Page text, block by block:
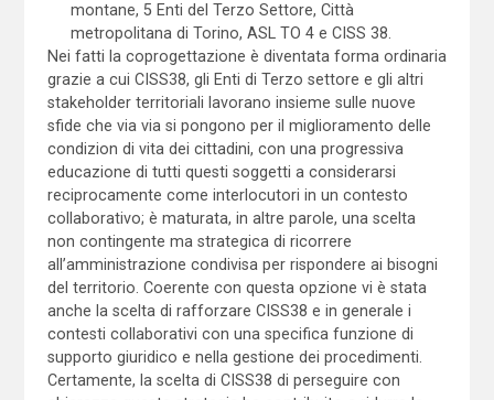
montane, 5 Enti del Terzo Settore, Città
metropolitana di Torino, ASL TO 4 e CISS 38.
Nei fatti la coprogettazione è diventata forma ordinaria
grazie a cui CISS38, gli Enti di Terzo settore e gli altri
stakeholder territoriali lavorano insieme sulle nuove
sfide che via via si pongono per il miglioramento delle
condizion di vita dei cittadini, con una progressiva
educazione di tutti questi soggetti a considerarsi
reciprocamente come interlocutori in un contesto
collaborativo; è maturata, in altre parole, una scelta
non contingente ma strategica di ricorrere
all’amministrazione condivisa per rispondere ai bisogni
del territorio. Coerente con questa opzione vi è stata
anche la scelta di rafforzare CISS38 e in generale i
contesti collaborativi con una specifica funzione di
supporto giuridico e nella gestione dei procedimenti.
Certamente, la scelta di CISS38 di perseguire con